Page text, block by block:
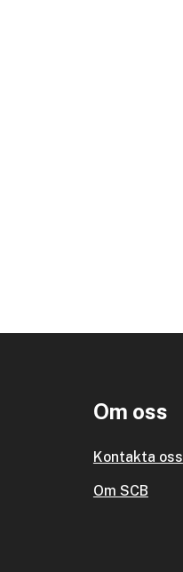
Om oss
Kontakta oss
Om SCB